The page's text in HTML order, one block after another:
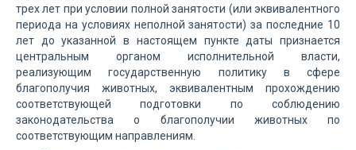
трех лет при условии полной занятости (или эквивалентного
периода на условиях неполной занятости) за последние 10
лет до указанной в настоящем пункте даты признается
центральным органом исполнительной власти,
реализующим государственную политику в сфере
благополучия животных, эквивалентным прохождению
соответствующей подготовки по соблюдению
законодательства о благополучии животных по
соответствующим направлениям.